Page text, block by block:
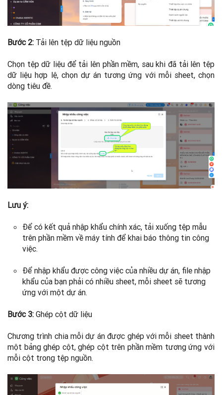
Bước 2: Tải lên tệp dữ liệu nguồn
Chọn tệp dữ liệu để tải lên phần mềm, sau khi đã tải lên tệp
dữ liệu hợp lệ, chọn dự án tương ứng với mỗi sheet, chọn
dòng tiêu đề.
Lưu ý:
Để có kết quả nhập khẩu chính xác, tải xuống tệp mẫu
trên phần mềm về máy tính để khai báo thông tin công
việc.
Để nhập khẩu được công việc của nhiều dự án, file nhập
khẩu của bạn phải có nhiều sheet, mỗi sheet sẽ tương
ứng với một dự án.
Bước 3: Ghép cột dữ liệu
Chương trình chia mỗi dự án được ghép với mỗi sheet thành
một bảng ghép cột, ghép cột trên phần mềm tương ứng với
mỗi cột trong tệp nguồn.